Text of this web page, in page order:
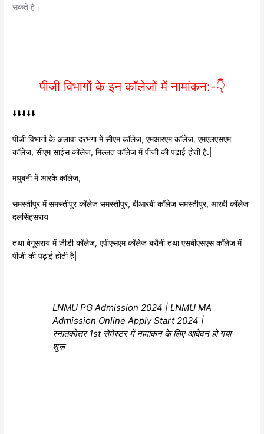
सकते है।
पीजी विभागों के इन कॉलेजों में नामांकन:-👇
⬇️⬇️⬇️⬇️⬇️
पीजी विभागों के अलावा दरभंगा में सीएम कॉलेज, एमआरएम कॉलेज, एमएलएसएम
कॉलेज, सीएम साइंस कॉलेज, मिल्लत कॉलेज में पीजी की पढ़ाई होती है.|
मधुबनी में आरके कॉलेज,
समस्तीपुर में समस्तीपुर कॉलेज समस्तीपुर, बीआरबी कॉलेज समस्तीपुर, आरबी कॉलेज
दलसिंहसराय
तथा बेगूसराय में जीडी कॉलेज, एपीएसएम कॉलेज बरौनी तथा एसबीएसएस कॉलेज में
पीजी की पढ़ाई होती है|
LNMU PG Admission 2024 | LNMU MA
Admission Online Apply Start 2024 |
स्नातकोत्तर 1st सेमेस्टर में नामांकन के लिए आवेदन हो गया
शुरू